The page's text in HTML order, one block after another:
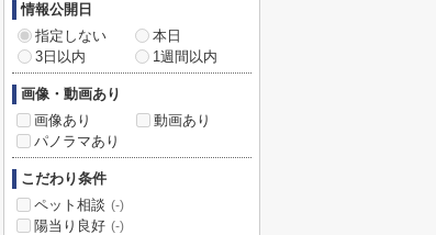
情報公開日
指定しない
本日
3日以内
1週間以内
画像・動画あり
画像あり
動画あり
パノラマあり
こだわり条件
ペット相談 (-)
陽当り良好 (-)